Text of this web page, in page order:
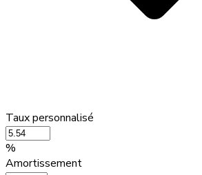
Taux personnalisé
%
Amortissement